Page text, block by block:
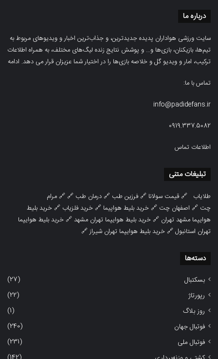
درباره ما
سایت ورزشی هواداران پدیده جدیدترین، و جذاب‌ترین اخبار و ویدیوهای مربوط به
تیم‌ها، بازیکنان، بازی‌ها و… و پوشش نتایج زنده لیگ‌های مختلف، به همراه اطلاعات
ترکیب، امار و ویدیو‌‌ گل‌ و خلاصه بازی‌ها را در اختیار شما عزیزان قرار می دهد. ادامه
تماس با ما:
info@padidefans.ir
0919.337.5082
اطلاعات تماس
تبلیغات متنی
طلایاب 🔗قیمت سولانا 🔗فرزین طب 🔗درمان طب 🔗 🔗مرام
چت 🔗 اصفهان چت 🔗خرید بلیط هواپیما 🔗خرید فلزیاب 🔗خرید بلیط
هوایپما مشهد تهران 🔗خرید بلیط هوایپما تهران مشهد🔗خرید بلیط هوایپما
تهران استانبول🔗خرید بلیط هوایپما تهران شیراز🔗
دسته‌ها
بسکتبال
(27)
رپورتاژ
(22)
روز بلاگ
(1)
فوتبال جهان
(240)
فوتبال ملی
(231)